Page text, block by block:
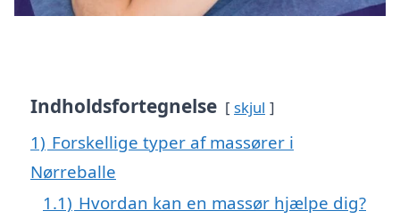
Indholdsfortegnelse skjul
1) Forskellige typer af massører i
Nørreballe
1.1) Hvordan kan en massør hjælpe dig?